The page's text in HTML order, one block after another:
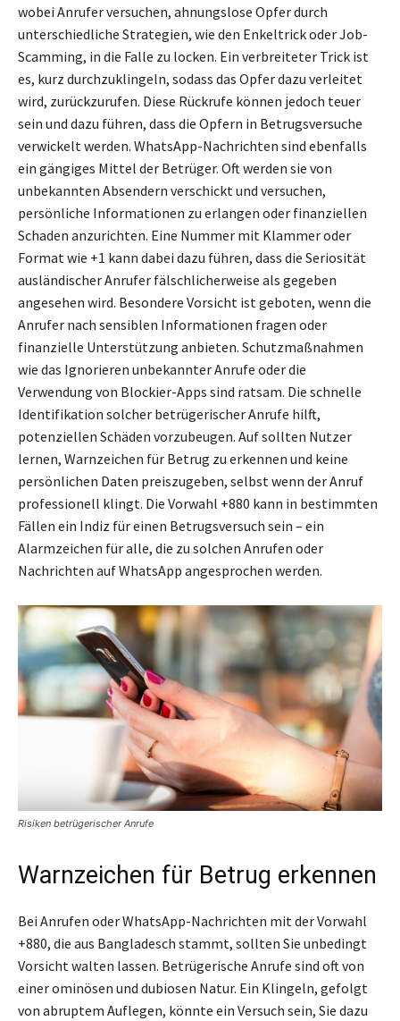
wobei Anrufer versuchen, ahnungslose Opfer durch
unterschiedliche Strategien, wie den Enkeltrick oder Job-
Scamming, in die Falle zu locken. Ein verbreiteter Trick ist
es, kurz durchzuklingeln, sodass das Opfer dazu verleitet
wird, zurückzurufen. Diese Rückrufe können jedoch teuer
sein und dazu führen, dass die Opfern in Betrugsversuche
verwickelt werden. WhatsApp-Nachrichten sind ebenfalls
ein gängiges Mittel der Betrüger. Oft werden sie von
unbekannten Absendern verschickt und versuchen,
persönliche Informationen zu erlangen oder finanziellen
Schaden anzurichten. Eine Nummer mit Klammer oder
Format wie +1 kann dabei dazu führen, dass die Seriosität
ausländischer Anrufer fälschlicherweise als gegeben
angesehen wird. Besondere Vorsicht ist geboten, wenn die
Anrufer nach sensiblen Informationen fragen oder
finanzielle Unterstützung anbieten. Schutzmaßnahmen
wie das Ignorieren unbekannter Anrufe oder die
Verwendung von Blockier-Apps sind ratsam. Die schnelle
Identifikation solcher betrügerischer Anrufe hilft,
potenziellen Schäden vorzubeugen. Auf sollten Nutzer
lernen, Warnzeichen für Betrug zu erkennen und keine
persönlichen Daten preiszugeben, selbst wenn der Anruf
professionell klingt. Die Vorwahl +880 kann in bestimmten
Fällen ein Indiz für einen Betrugsversuch sein – ein
Alarmzeichen für alle, die zu solchen Anrufen oder
Nachrichten auf WhatsApp angesprochen werden.
Risiken betrügerischer Anrufe
Warnzeichen für Betrug erkennen
Bei Anrufen oder WhatsApp-Nachrichten mit der Vorwahl
+880, die aus Bangladesch stammt, sollten Sie unbedingt
Vorsicht walten lassen. Betrügerische Anrufe sind oft von
einer ominösen und dubiosen Natur. Ein Klingeln, gefolgt
von abruptem Auflegen, könnte ein Versuch sein, Sie dazu